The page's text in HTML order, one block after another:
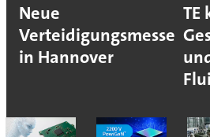
Neue
Verteidigungsmesse
in Hannover
TE